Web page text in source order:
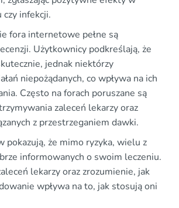
czy infekcji.
fora internetowe pełne są
Użytkownicy podkreślają, że
jednak niektórzy
niepożądanych, co wpływa na ich
Często na forach poruszane są
zaleceń lekarzy oraz
z przestrzeganiem dawki.
pokazują, że mimo ryzyka, wielu z
informowanych o swoim leczeniu.
lekarzy oraz zrozumienie, jak
wpływa na to, jak stosują oni